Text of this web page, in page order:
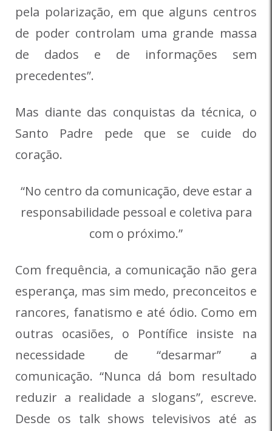
pela polarização, em que alguns centros
de poder controlam uma grande massa
de dados e de informações sem
precedentes”.
Mas diante das conquistas da técnica, o
Santo Padre pede que se cuide do
coração.
“No centro da comunicação, deve estar a
responsabilidade pessoal e coletiva para
com o próximo.”
Com frequência, a comunicação não gera
esperança, mas sim medo, preconceitos e
rancores, fanatismo e até ódio. Como em
outras ocasiões, o Pontífice insiste na
necessidade de “desarmar” a
comunicação. “Nunca dá bom resultado
reduzir a realidade a slogans”, escreve.
Desde os talk shows televisivos até as